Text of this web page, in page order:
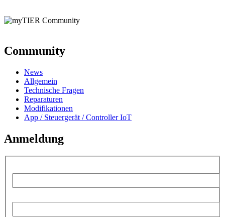
Community
News
Allgemein
Technische Fragen
Reparaturen
Modifikationen
App / Steuergerät / Controller IoT
Anmeldung